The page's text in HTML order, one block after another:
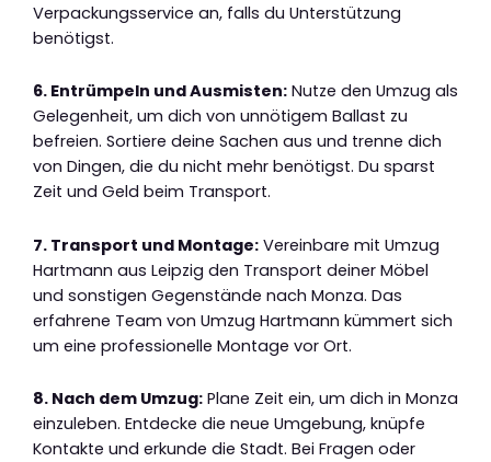
Verpackungsservice an, falls du Unterstützung
benötigst.
6. Entrümpeln und Ausmisten: Nutze den Umzug als
Gelegenheit, um dich von unnötigem Ballast zu
befreien. Sortiere deine Sachen aus und trenne dich
von Dingen, die du nicht mehr benötigst. Du sparst
Zeit und Geld beim Transport.
7. Transport und Montage: Vereinbare mit Umzug
Hartmann aus Leipzig den Transport deiner Möbel
und sonstigen Gegenstände nach Monza. Das
erfahrene Team von Umzug Hartmann kümmert sich
um eine professionelle Montage vor Ort.
8. Nach dem Umzug: Plane Zeit ein, um dich in Monza
einzuleben. Entdecke die neue Umgebung, knüpfe
Kontakte und erkunde die Stadt. Bei Fragen oder